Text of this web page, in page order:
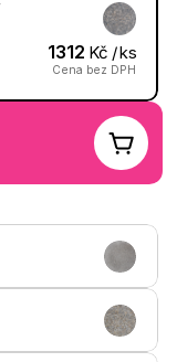
1312 Kč / ks
Cena bez DPH